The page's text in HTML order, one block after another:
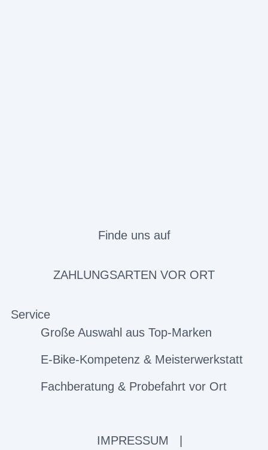
Finde uns auf
ZAHLUNGSARTEN VOR ORT
Service
Große Auswahl aus Top-Marken
E-Bike-Kompetenz & Meisterwerkstatt
Fachberatung & Probefahrt vor Ort
IMPRESSUM